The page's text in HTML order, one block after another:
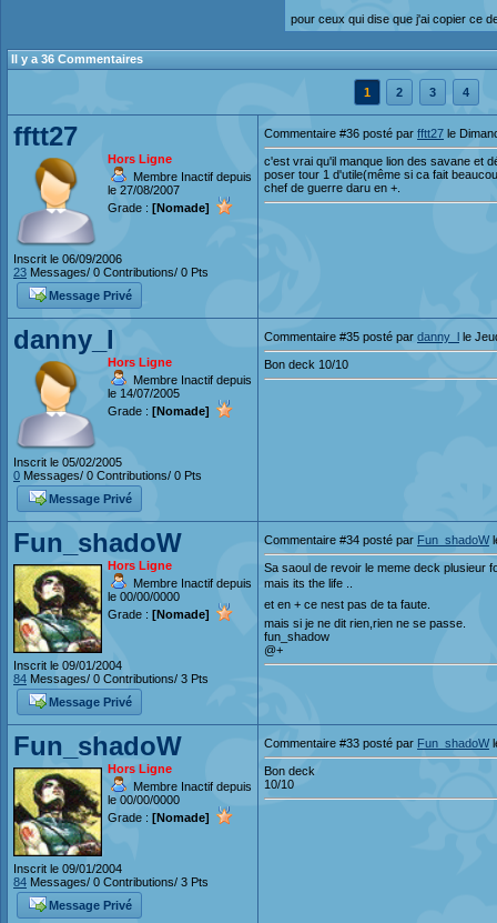
pour ceux qui dise que j'ai copier ce
Il y a 36 Commentaires
1 2 3 4
fftt27
Hors Ligne
Membre Inactif depuis
le 27/08/2007
Grade : [Nomade]
Inscrit le 06/09/2006
23 Messages/ 0 Contributions/ 0 Pts
Message Privé
Commentaire #36 posté par fftt27 le
c'est vrai qu'il manque lion des savane et
poser tour 1 d'utile(même si ca fait
chef de guerre daru en +.
danny_l
Hors Ligne
Membre Inactif depuis
le 14/07/2005
Grade : [Nomade]
Inscrit le 05/02/2005
0 Messages/ 0 Contributions/ 0 Pts
Message Privé
Commentaire #35 posté par danny_l le
Bon deck 10/10
Fun_shadoW
Hors Ligne
Membre Inactif depuis
le 00/00/0000
Grade : [Nomade]
Inscrit le 09/01/2004
84 Messages/ 0 Contributions/ 3 Pts
Message Privé
Commentaire #34 posté par Fun_shadoW
Sa saoul de revoir le meme deck plusieur
mais its the life ..
et en + ce nest pas de ta faute.
mais si je ne dit rien,rien ne se passe.
fun_shadow
@+
Fun_shadoW
Hors Ligne
Membre Inactif depuis
le 00/00/0000
Grade : [Nomade]
Inscrit le 09/01/2004
84 Messages/ 0 Contributions/ 3 Pts
Message Privé
Commentaire #33 posté par Fun_shadoW
Bon deck
10/10